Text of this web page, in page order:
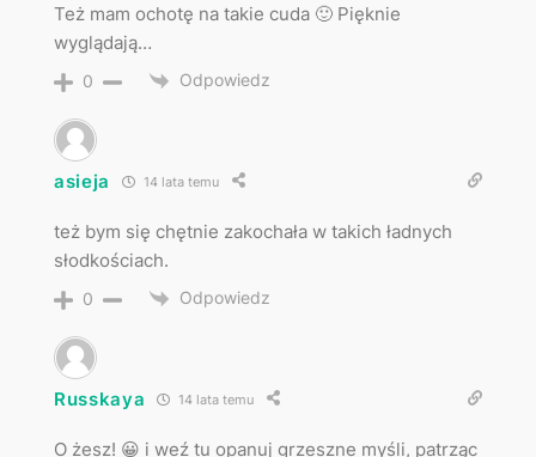
Też mam ochotę na takie cuda 🙂 Pięknie
wyglądają…
0 Odpowiedz
asieja 14 lata temu
też bym się chętnie zakochała w takich ładnych
słodkościach.
0 Odpowiedz
Russkaya 14 lata temu
O żesz! 😀 i weź tu opanuj grzeszne myśli, patrząc